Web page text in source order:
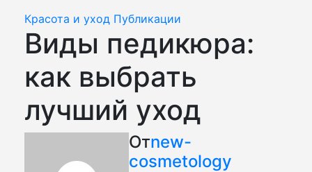
Красота и уход Публикации
Виды педикюра:
как выбрать
лучший уход
Отnew-
cosmetology